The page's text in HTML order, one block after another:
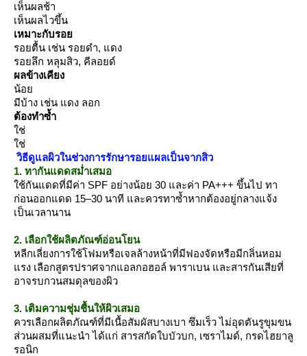
เห็นผลช้า
เห็นผลไวขึ้น
เหมาะกับรอ
รอยตื้น เช่น รอยดำ, แดง
รอยลึก หลุมสิว, คีลอยด์
ผลข้างเคียง
น้อ
มีบ้าง เช่น แดง ลอก
ต้องทำซ้ำ
ช่
ช่
วิธีดูแลผิวในช่วงการรักษารอยแผลเป็นจากสิว
1. ทากันแดดสม่ำเสมอ
ช้กันแดดที่มีค่า SPF อย่างน้อย 30 และค่า PA+++ ขึ้นไป ทา
ก่อนออกแดด 15–30 นาที และควรทาซ้ำหากต้องอยู่กลางแจ้ง
เป็นเวลานาน
2. เลือกใช้ผลิตภัณฑ์อ่อนโยน
หลีกเลี่ยงการใช้โฟมหรือเจลล้างหน้าที่มีฟองจัดหรือมีกลิ่นหอม
รง เลือกสูตรปราศจากแอลกอฮอล์ พาราเบน และสารกันเสียที่
อาจรบกวนสมดุลของผิว
3. เติมความชุ่มชื้นให้ผิวเสมอ
ควรเลือกผลิตภัณฑ์ที่มีเนื้อสัมผัสบางเบา ซึมเร็ว ไม่อุดตันรูขุมขน
ส่วนผสมที่แนะนำ ได้แก่ สารสกัดใบบัวบก, เซราไมด์, กรดไฮยาลู
รอนิก